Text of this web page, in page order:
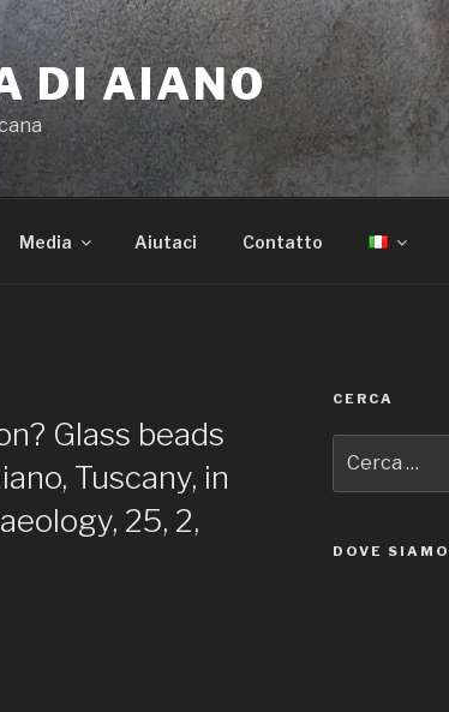
DI AIANO
Media Aiutaci Contatto
Glass beads
Tuscany, in
25, 2,
CERCA
DOVE SIAMO